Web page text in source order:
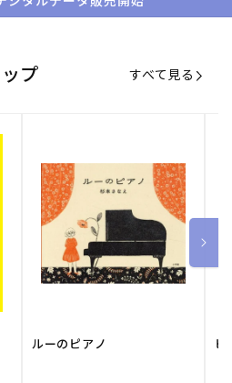
プ すべて見る
ルーのピアノ ピ